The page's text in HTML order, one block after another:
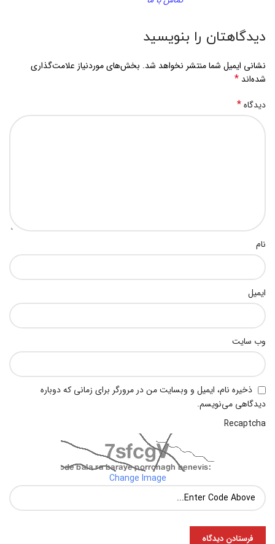
دیدگاهتان را بنویسید
نشانی ایمیل شما منتشر نخواهد شد. بخش‌های موردنیاز علامت‌گذاری
شده‌اند *
دیدگاه*
نام
ایمیل
وب‌ سایت
ذخیره نام، ایمیل و وبسایت من در مرورگر برای زمانی که دوباره
دیدگاهی می‌نویسم.
Recaptcha
Change Image